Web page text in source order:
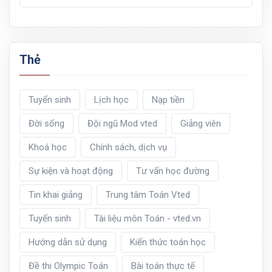
Thẻ
Tuyển sinh Lịch học Nạp tiền
Đời sống Đội ngũ Mod vted Giảng viên
Khoá học Chính sách, dịch vụ
Sự kiện và hoạt động Tư vấn học đường
Tin khai giảng Trung tâm Toán Vted
Tuyển sinh Tài liệu môn Toán - vted.vn
Hướng dẫn sử dụng Kiến thức toán học
Đề thi Olympic Toán Bài toán thực tế